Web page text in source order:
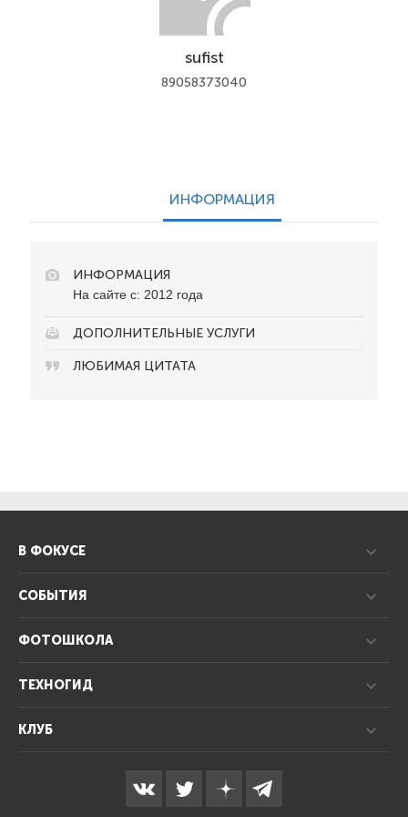
sufist
89058373040
ИНФОРМАЦИЯ
ИНФОРМАЦИЯ
На сайте с: 2012 года
ДОПОЛНИТЕЛЬНЫЕ УСЛУГИ
ЛЮБИМАЯ ЦИТАТА
В ФОКУСЕ
СОБЫТИЯ
ФОТОШКОЛА
ТЕХНОГИД
КЛУБ